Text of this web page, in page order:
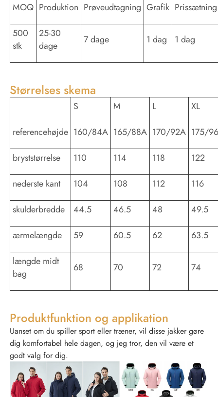
MOQ Produktion Prøveudtagning Grafik Prissætning
500
stk
25-30
dage
7 dage 1 dag 1 dag
Størrelses skema
S M L XL
referencehøjde 160/84A 165/88A 170/92A 175/
bryststørrelse 110 114 118 122
nederste kant 104 108 112 116
skulderbredde 44.5 46.5 48 49.5
ærmelængde 59 60.5 62 63.5
længde midt
bag
68 70 72 74
Produktfunktion og applikation
Uanset om du spiller sport eller træner, vil disse jakker gøre
dig komfortabel hele dagen, og jeg tror, ​​den vil være et
godt valg for dig.